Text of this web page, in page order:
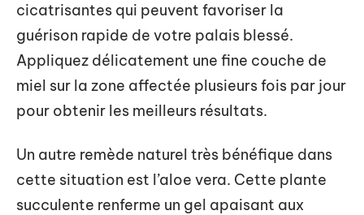
cicatrisantes qui peuvent favoriser la
guérison rapide de votre palais blessé.
Appliquez délicatement une fine couche de
miel sur la zone affectée plusieurs fois par jour
pour obtenir les meilleurs résultats.
Un autre remède naturel très bénéfique dans
cette situation est l’aloe vera. Cette plante
succulente renferme un gel apaisant aux